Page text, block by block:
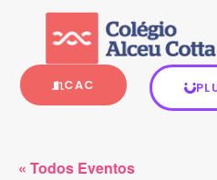
CAC
« Todos Eventos